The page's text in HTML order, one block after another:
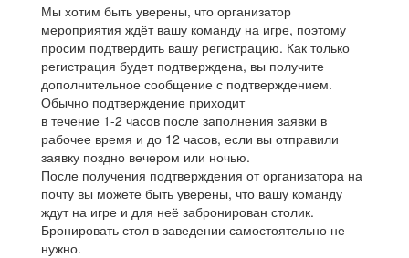
Мы хотим быть уверены, что организатор
мероприятия ждёт вашу команду на игре, поэтому
просим подтвердить вашу регистрацию. Как только
регистрация будет подтверждена, вы получите
дополнительное сообщение с подтверждением.
Обычно подтверждение приходит
в течение 1-2 часов после заполнения заявки в
рабочее время и до 12 часов, если вы отправили
заявку поздно вечером или ночью.
После получения подтверждения от организатора на
почту вы можете быть уверены, что вашу команду
ждут на игре и для неё забронирован столик.
Бронировать стол в заведении самостоятельно не
нужно.